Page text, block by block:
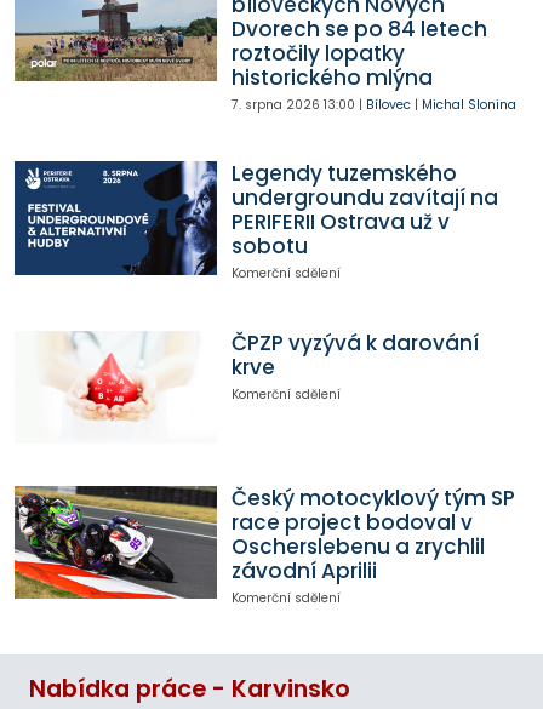
Dvorech se po 84 letech
roztočily lopatky
historického mlýna
7. srpna 2026 13:00 | Bílovec| Michal Slonina
Legendy tuzemského
undergroundu zavítají na
PERIFERII Ostrava už v
sobotu
Komerční sdělení
ČPZP vyzývá k darování
krve
Komerční sdělení
Český motocyklový tým SP
race project bodoval v
Oscherslebenu a zrychlil
závodní Aprilii
Komerční sdělení
Nabídka práce - Karvinsko